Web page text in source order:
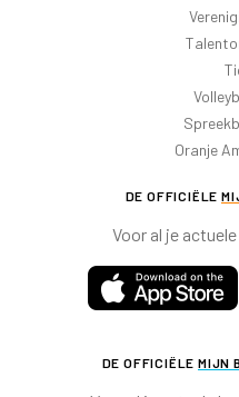
Oranje
DE OFFICIËLE
Voor al je
DE OFFICIËLE MIJN